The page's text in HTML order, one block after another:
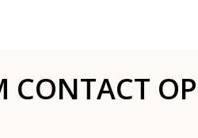
CONTACT OP